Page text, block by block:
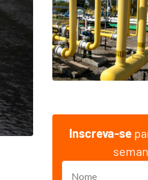
Inscreva-se